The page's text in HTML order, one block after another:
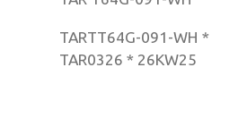
TARTT64G-091-WH *
TAR0326 * 26KW25